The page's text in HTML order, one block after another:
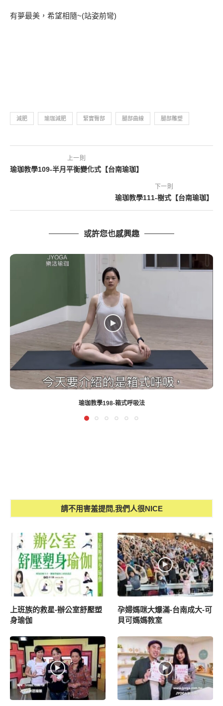
有夢最美，希望相隨~(站姿前彎)
減肥 瑜珈減肥 緊實臀部 腿部曲線 腿部雕塑
上一則
瑜珈教學109-半月平衡變化式【台南瑜珈】
下一則
瑜珈教學111-樹式【台南瑜珈】
或許您也感興趣
瑜珈教學99-棒式-鱷魚式-上犬式流動(冬季減肥)
請不用害羞提問,我們人很NICE
上班族的救星-辦公室舒壓塑
身瑜伽
孕婦媽咪大爆滿-台南成大-可
貝可媽媽教室